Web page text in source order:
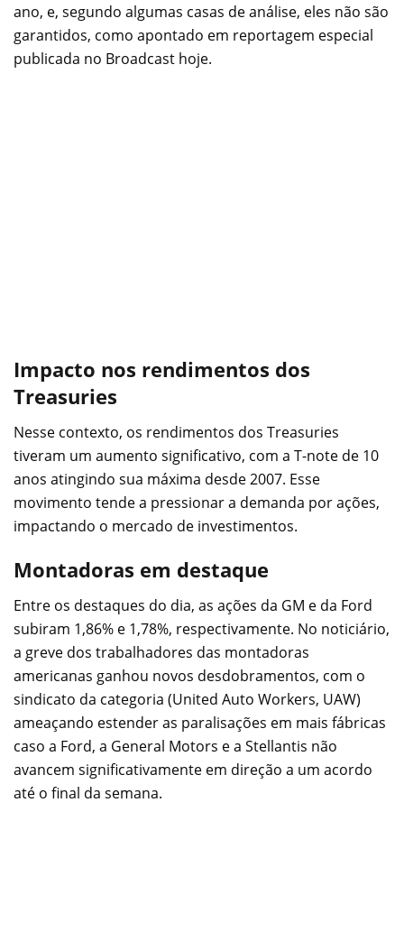
ano, e, segundo algumas casas de análise, eles não são
garantidos, como apontado em reportagem especial
publicada no Broadcast hoje.
Impacto nos rendimentos dos
Treasuries
Nesse contexto, os rendimentos dos Treasuries
tiveram um aumento significativo, com a T-note de 10
anos atingindo sua máxima desde 2007. Esse
movimento tende a pressionar a demanda por ações,
impactando o mercado de investimentos.
Montadoras em destaque
Entre os destaques do dia, as ações da GM e da Ford
subiram 1,86% e 1,78%, respectivamente. No noticiário,
a greve dos trabalhadores das montadoras
americanas ganhou novos desdobramentos, com o
sindicato da categoria (United Auto Workers, UAW)
ameaçando estender as paralisações em mais fábricas
caso a Ford, a General Motors e a Stellantis não
avancem significativamente em direção a um acordo
até o final da semana.